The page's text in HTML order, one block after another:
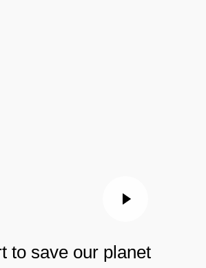
to save our planet